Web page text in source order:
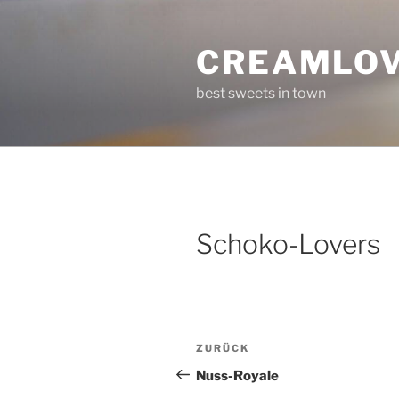
best sweets in town
Schoko-Lovers
Beitragsnavigation
Vorheriger
Beitrag
ZURÜCK
Nuss-Royale